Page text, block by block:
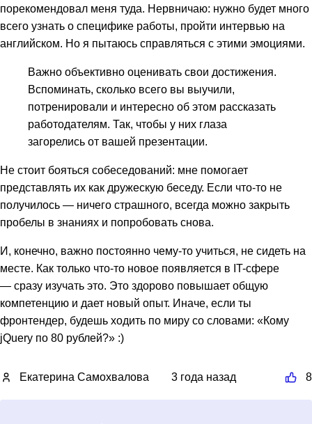
порекомендовал меня туда. Нервничаю: нужно будет много
всего узнать о специфике работы, пройти интервью на
английском. Но я пытаюсь справляться с этими эмоциями.
Важно объективно оценивать свои достижения.
Вспоминать, сколько всего вы выучили,
потренировали и интересно об этом рассказать
работодателям. Так, чтобы у них глаза
загорелись от вашей презентации.
Не стоит бояться собеседований: мне помогает
представлять их как дружескую беседу. Если что-то не
получилось — ничего страшного, всегда можно закрыть
пробелы в знаниях и попробовать снова.
И, конечно, важно постоянно чему-то учиться, не сидеть на
месте. Как только что-то новое появляется в IT-сфере
— сразу изучать это. Это здорово повышает общую
компетенцию и дает новый опыт. Иначе, если ты
фронтендер, будешь ходить по миру со словами: «Кому
jQuery по 80 рублей?» :)
Екатерина Самохвалова 3 года назад 8